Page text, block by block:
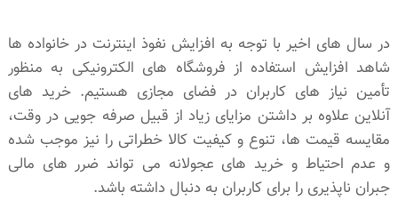
در سال های اخیر با توجه به افزایش نفوذ اینترنت در خانواده ها
شاهد افزایش استفاده از فروشگاه های الکترونیکی به منظور
تأمین نیاز های کاربران در فضای مجازی هستیم. خرید های
آنلاین علاوه بر داشتن مزایای زیاد از قبیل صرفه جویی در وقت،
مقایسه قیمت ها، تنوع و کیفیت کالا خطراتی را نیز موجب شده
و عدم احتیاط و خرید های عجولانه می تواند ضرر های مالی
جبران ناپذیری را برای کاربران به دنبال داشته باشد.